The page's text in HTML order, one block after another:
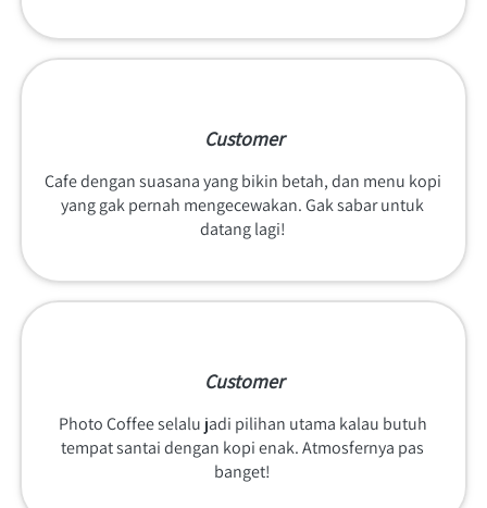
Customer
Cafe dengan suasana yang bikin betah, dan menu kopi
yang gak pernah mengecewakan. Gak sabar untuk
datang lagi!
Customer
Photo Coffee selalu jadi pilihan utama kalau butuh
tempat santai dengan kopi enak. Atmosfernya pas
banget!